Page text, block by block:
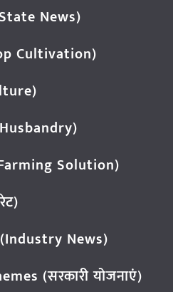
News)
Cultivation)
Solution)
News)
(सरकारी योजनाएं)